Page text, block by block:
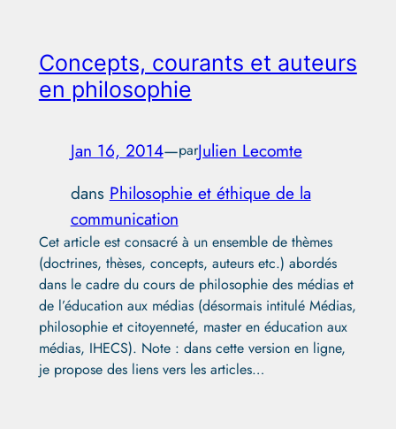
Concepts, courants et auteurs
en philosophie
Jan 16, 2014—parJulien Lecomte
dans Philosophie et éthique de la
communication
Cet article est consacré à un ensemble de thèmes
(doctrines, thèses, concepts, auteurs etc.) abordés
dans le cadre du cours de philosophie des médias et
de l’éducation aux médias (désormais intitulé Médias,
philosophie et citoyenneté, master en éducation aux
médias, IHECS). Note : dans cette version en ligne,
je propose des liens vers les articles…